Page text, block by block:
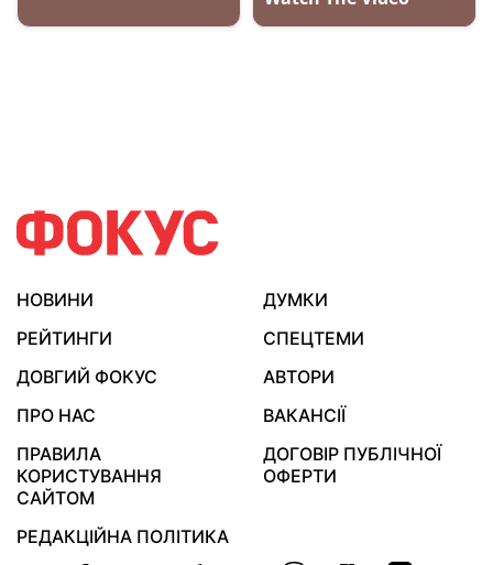
НОВИНИ
ДУМКИ
РЕЙТИНГИ
СПЕЦТЕМИ
ДОВГИЙ ФОКУС
АВТОРИ
ПРО НАС
ВАКАНСІЇ
ПРАВИЛА
КОРИСТУВАННЯ
САЙТОМ
ДОГОВІР ПУБЛІЧНОЇ
ОФЕРТИ
РЕДАКЦІЙНА ПОЛІТИКА